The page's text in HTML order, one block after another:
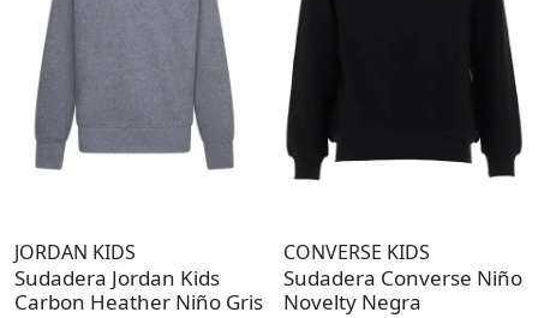
JORDAN KIDS
Sudadera Jordan Kids
Carbon Heather Niño Gris
CONVERSE KIDS
Sudadera Converse Niño
Novelty Negra